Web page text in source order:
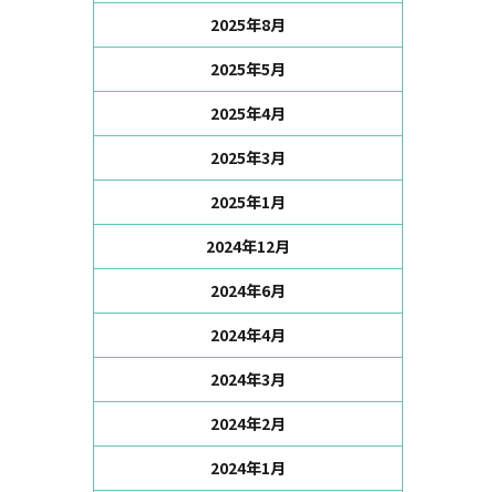
2025年8月
2025年5月
2025年4月
2025年3月
2025年1月
2024年12月
2024年6月
2024年4月
2024年3月
2024年2月
2024年1月